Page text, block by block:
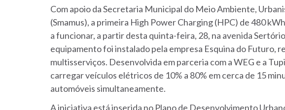
Com apoio da Secretaria Municipal do Meio Ambiente,
(Smamus), a primeira High Power Charging (HPC) de 480
a funcionar, a partir desta quinta-feira, 28, na avenida
equipamento foi instalado pela empresa Esquina do Futuro,
multisserviços. Desenvolvida em parceria com a WEG e a
carregar veículos elétricos de 10% a 80% em cerca de 15
automóveis simultaneamente.
A iniciativa está inserida no Plano de Desenvolvimento